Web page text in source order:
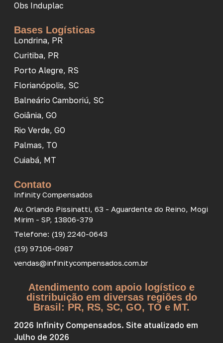
Obs Induplac
Bases Logísticas
Londrina, PR
Curitiba, PR
Porto Alegre, RS
Florianópolis, SC
Balneário Camboriú, SC
Goiânia, GO
Rio Verde, GO
Palmas, TO
Cuiabá, MT
Contato
Infinity Compensados
Av. Orlando Pissinatti, 63 - Aguardente do Reino, Mogi
Mirim - SP, 13806-379
Telefone: (19) 2240-0643
(19) 97106-0987
vendas@infinitycompensados.com.br
Atendimento com apoio logístico e
distribuição em diversas regiões do
Brasil: PR, RS, SC, GO, TO e MT.
2026 Infinity Compensados. Site atualizado em
Julho de 2026